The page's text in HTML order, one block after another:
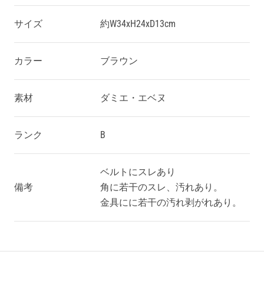
サイズ 約W34xH24xD13cm
カラー ブラウン
素材 ダミエ・エベヌ
ランク B
備考
ベルトにスレあり
角に若干のスレ、汚れあり。
金具にに若干の汚れ剥がれあり。